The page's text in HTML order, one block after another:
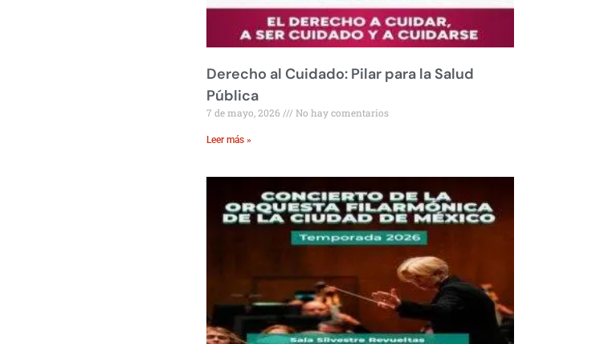
Derecho al Cuidado: Pilar para la Salud
Pública
7 de mayo, 2026 No hay comentarios
Leer más »